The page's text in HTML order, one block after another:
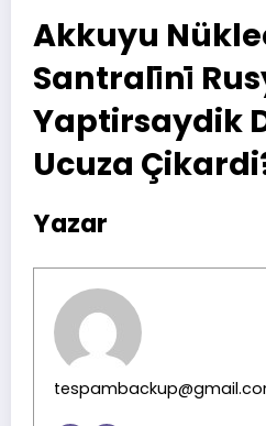
Akkuyu
Santrali̇ni̇
Yaptirsaydik
Ucuza
Yazar